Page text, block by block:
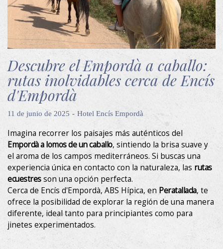
Descubre el Empordà a caballo:
rutas inolvidables cerca de Encís
d'Empordà
11 de junio de 2025 Hotel Encís Empordà
Imagina recorrer los paisajes más auténticos del
Empordà a lomos de un caballo, sintiendo la brisa suave y
el aroma de los campos mediterráneos. Si buscas una
experiencia única en contacto con la naturaleza, las rutas
ecuestresson una opción perfecta.
Cerca de Encís d'Empordà, ABS Hípica, en Peratallada, te
ofrece la posibilidad de explorar la región de una manera
diferente, ideal tanto para principiantes como para
jinetes experimentados.